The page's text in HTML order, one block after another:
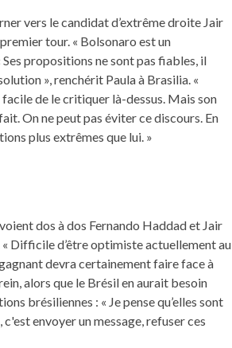
vers le candidat d’extrême droite Jair
tour. « Bolsonaro est un
propositions ne sont pas fiables, il
», renchérit Paula à Brasilia. «
de le critiquer là-dessus. Mais son
On ne peut pas éviter ce discours. En
plus extrêmes que lui. »
dos à dos Fernando Haddad et Jair
Difficile d’être optimiste actuellement au
devra certainement faire face à
alors que le Brésil en aurait besoin
brésiliennes : « Je pense qu’elles sont
envoyer un message, refuser ces